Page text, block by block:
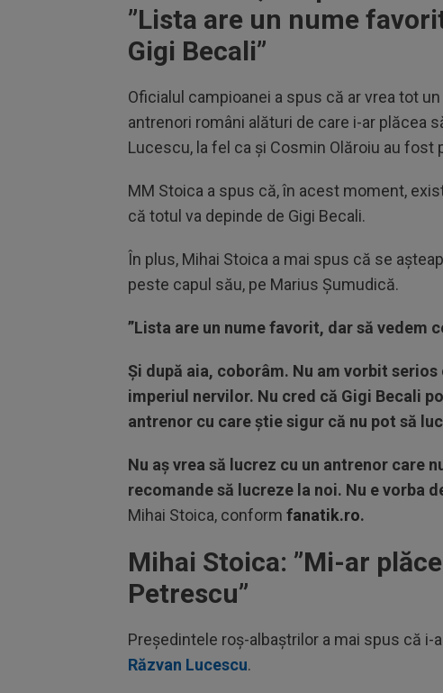
”Lista are un nume
Gigi Becali”
Oficialul campioanei a spus că ar vrea tot
antrenori români alături de care i-ar plăcea
Lucescu, la fel ca și Cosmin Olăroiu au fost
MM Stoica a spus că, în acest moment,
că totul va depinde de Gigi Becali.
În plus, Mihai Stoica a mai spus că se
peste capul său, pe Marius Șumudică.
”Lista are un nume favorit, dar să vedem
Şi după aia, coborâm. Nu am vorbit
imperiul nervilor. Nu cred că Gigi Becali
antrenor cu care ştie sigur că nu pot să
Nu aş vrea să lucrez cu un antrenor care
recomande să lucreze la noi. Nu e vorba
Mihai Stoica, conform fanatik.ro.
Mihai Stoica: ”Mi-ar
Petrescu”
Președintele roș-albaștrilor a mai spus că i-
Răzvan Lucescu.